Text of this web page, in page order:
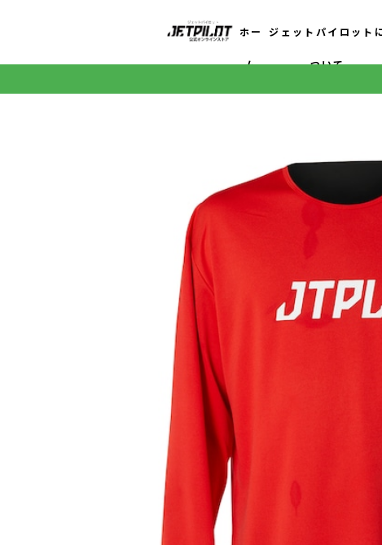
ホー
ム
ジェットパイロット
ついて